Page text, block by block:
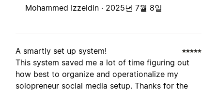
Mohammed Izzeldin · 2025년 7월 8일
A smartly set up system!
This system saved me a lot of time figuring out
how best to organize and operationalize my
solopreneur social media setup. Thanks for the